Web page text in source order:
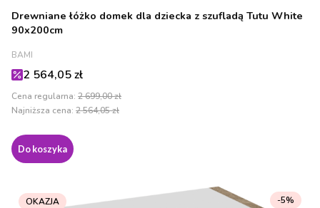
Drewniane łóżko domek dla dziecka z szufladą Tutu White
90x200cm
PRODUCENT
BAMI
Cena promocyjna
2 564,05 zł
Cena regularna: 2 699,00 zł
Najniższa cena: 2 564,05 zł
Do koszyka
OKAZJA -5%